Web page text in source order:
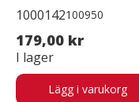
1000142100950
179,00 kr
I lager
Lägg i varukorg